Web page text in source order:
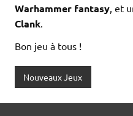
Warhammer fantasy, et
Clank.
Bon jeu à tous !
Nouveaux Jeux